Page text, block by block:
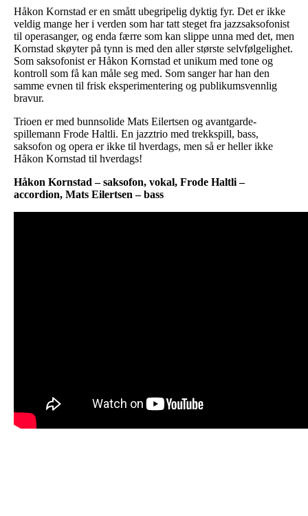
Håkon Kornstad er en smått ubegripelig dyktig fyr. Det er ikke
veldig mange her i verden som har tatt steget fra jazzsaksofonist
til operasanger, og enda færre som kan slippe unna med det, men
Kornstad skøyter på tynn is med den aller største selvfølgelighet.
Som saksofonist er Håkon Kornstad et unikum med tone og
kontroll som få kan måle seg med. Som sanger har han den
samme evnen til frisk eksperimentering og publikumsvennlig
bravur.
Trioen er med bunnsolide Mats Eilertsen og avantgarde-
spillemann Frode Haltli. En jazztrio med trekkspill, bass,
saksofon og opera er ikke til hverdags, men så er heller ikke
Håkon Kornstad til hverdags!
Håkon Kornstad – saksofon, vokal, Frode Haltli –
accordion, Mats Eilertsen – bass